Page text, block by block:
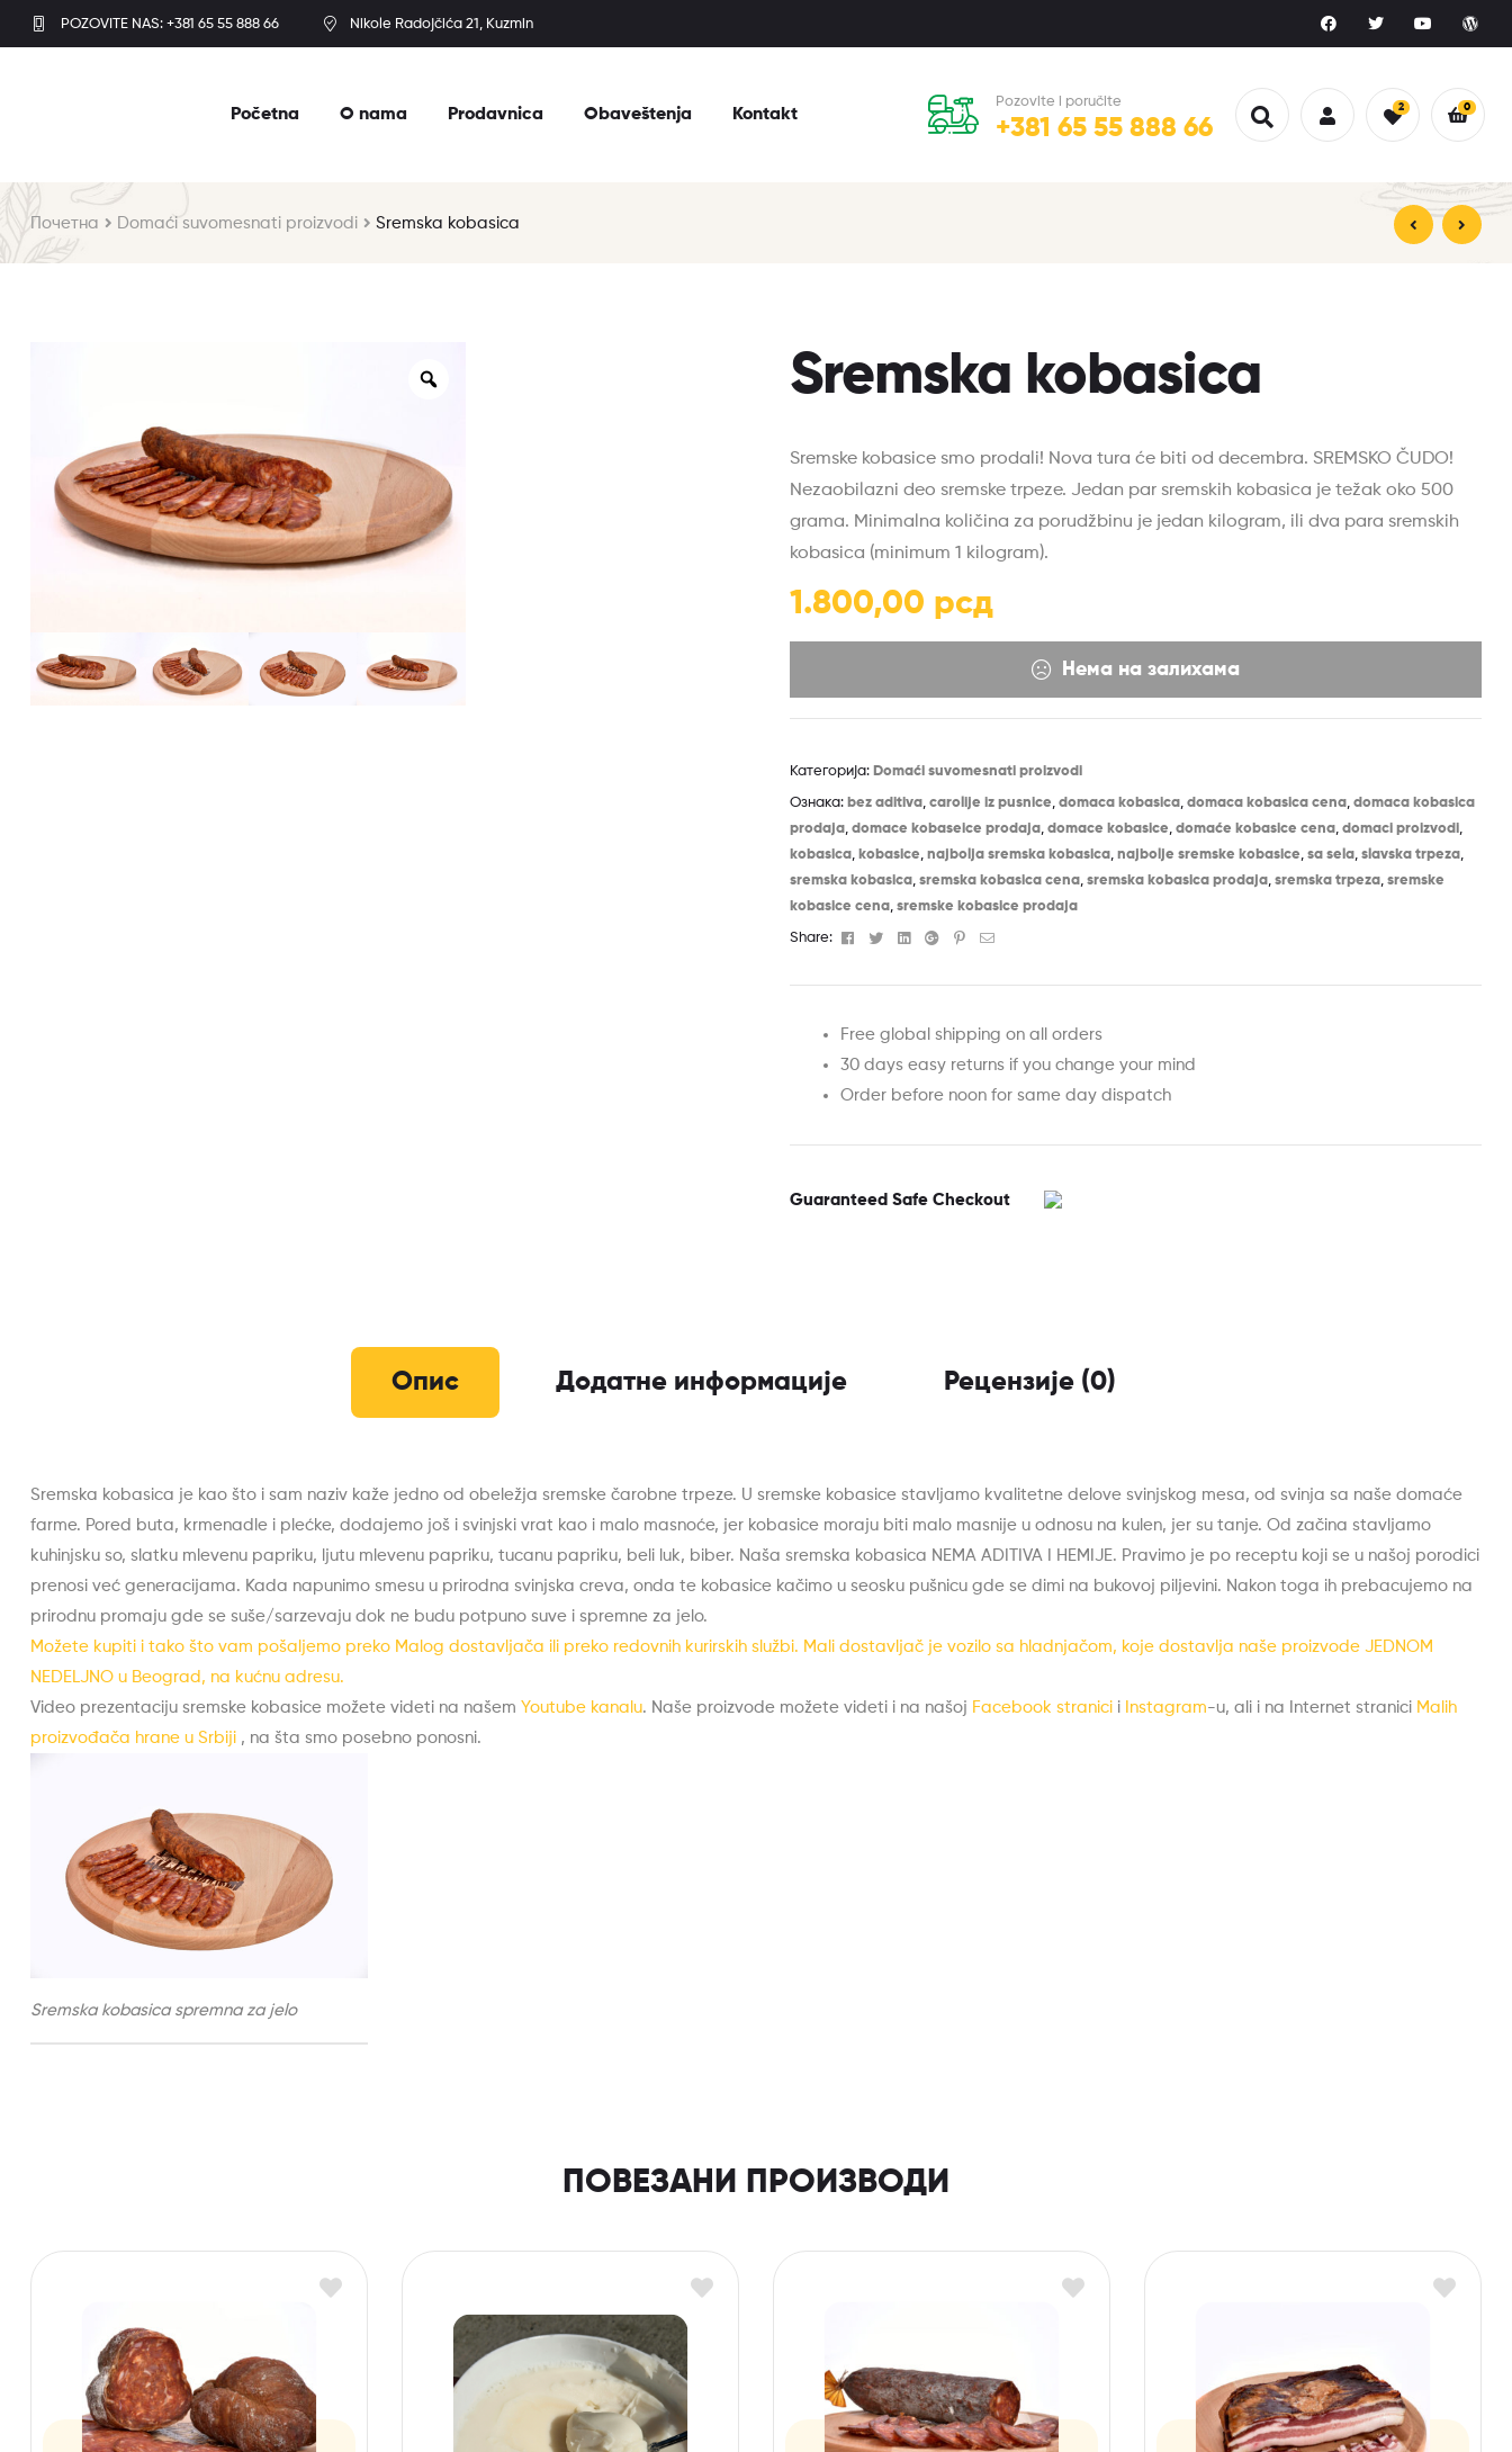
POZOVITE NAS: +381 65 55 888 66 Nikole Radojčića 21, Kuzmin
Početna O nama Prodavnica Obaveštenja Kontakt
Pozovite i poručite
+381 65 55 888 66
2 0
Почетна Domaći suvomesnati proizvodi Sremska kobasica
Sremska kobasica
Sremske kobasice smo prodali! Nova tura će biti od decembra. SREMSKO ČUDO!
Nezaobilazni deo sremske trpeze. Jedan par sremskih kobasica je težak oko 500
grama. Minimalna količina za porudžbinu je jedan kilogram, ili dva para sremskih
kobasica (minimum 1 kilogram).
1.800,00 рсд
Нема на залихама
Категорија: Domaći suvomesnati proizvodi
Ознака: bez aditiva, carolije iz pusnice, domaca kobasica, domaca kobasica cena, domaca kobasica
prodaja, domace kobaseice prodaja, domace kobasice, domaće kobasice cena, domaci proizvodi ,
kobasica, kobasice, najbolja sremska kobasica, najbolje sremske kobasice, sa sela, slavska trpeza,
sremska kobasica, sremska kobasica cena, sremska kobasica prodaja, sremska trpeza, sremske
kobasice cena, sremske kobasice prodaja
Share: Facebook
TwitterLinkedinGoogle+Pinterest
Email
Free global shipping on all orders
30 days easy returns if you change your mind
Order before noon for same day dispatch
Guaranteed Safe Checkout
Опис Додатне информације Рецензије (0)
Sremska kobasica je kao što i sam naziv kaže jedno od obeležja sremske čarobne trpeze. U sremske kobasice stavljamo kvalitetne delove svinjskog mesa, od svinja sa naše domaće
farme. Pored buta, krmenadle i plećke, dodajemo još i svinjski vrat kao i malo masnoće, jer kobasice moraju biti malo masnije u odnosu na kulen, jer su tanje. Od začina stavljamo
kuhinjsku so, slatku mlevenu papriku, ljutu mlevenu papriku, tucanu papriku, beli luk, biber. Naša sremska kobasica NEMA ADITIVA I HEMIJE. Pravimo je po receptu koji se u našoj porodici
prenosi već generacijama. Kada napunimo smesu u prirodna svinjska creva, onda te kobasice kačimo u seosku pušnicu gde se dimi na bukovoj piljevini. Nakon toga ih prebacujemo na
prirodnu promaju gde se suše/sarzevaju dok ne budu potpuno suve i spremne za jelo.
Možete kupiti i tako što vam pošaljemo preko Malog dostavljača ili preko redovnih kurirskih službi. Mali dostavljač je vozilo sa hladnjačom, koje dostavlja naše proizvode JEDNOM
NEDELJNO u Beograd, na kućnu adresu.
Video prezentaciju sremske kobasice možete videti na našem Youtube kanalu. Naše proizvode možete videti i na našoj Facebook stranici i Instagram-u, ali i na Internet stranici Malih
proizvođača hrane u Srbiji , na šta smo posebno ponosni.
Sremska kobasica spremna za jelo
ПОВЕЗАНИ ПРОИЗВОДИ